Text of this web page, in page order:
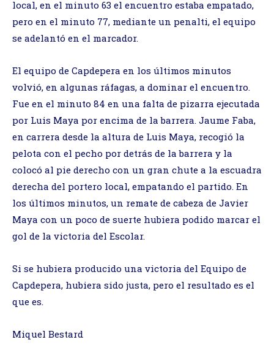
local, en el minuto 63 el encuentro estaba empatado,
pero en el minuto 77, mediante un penalti, el equipo
se adelantó en el marcador.
El equipo de Capdepera en los últimos minutos
volvió, en algunas ráfagas, a dominar el encuentro.
Fue en el minuto 84 en una falta de pizarra ejecutada
por Luis Maya por encima de la barrera. Jaume Faba,
en carrera desde la altura de Luis Maya, recogió la
pelota con el pecho por detrás de la barrera y la
colocó al pie derecho con un gran chute a la escuadra
derecha del portero local, empatando el partido. En
los últimos minutos, un remate de cabeza de Javier
Maya con un poco de suerte hubiera podido marcar el
gol de la victoria del Escolar.
Si se hubiera producido una victoria del Equipo de
Capdepera, hubiera sido justa, pero el resultado es el
que es.
Miquel Bestard